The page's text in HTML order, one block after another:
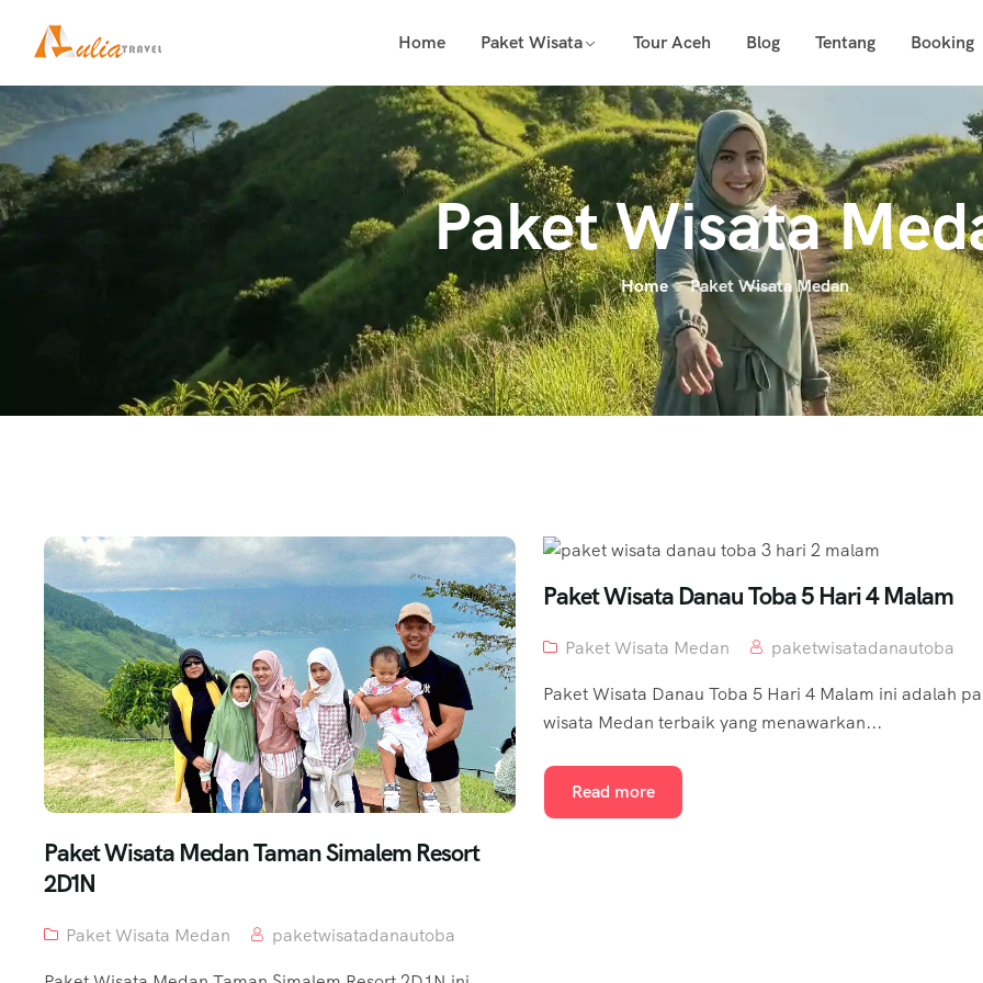
Home Paket Wisata Tour Aceh Blog Tentang Booking
Paket Wisata
Home Paket Wisata Medan
Paket Wisata Medan Taman Simalem Resort
2D1N
Paket Wisata Medan
paketwisatadanautoba
Paket Wisata Danau Toba 5 Hari 4 Malam
Paket Wisata Medan
paketwisatadanautoba
Paket Wisata Danau Toba 5 Hari 4 Malam ini adalah
wisata Medan terbaik yang menawarkan...
Read more